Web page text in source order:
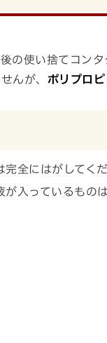
の使い捨てコン
んが、 ポリプロ
完全にはがしてく
が入っているもの